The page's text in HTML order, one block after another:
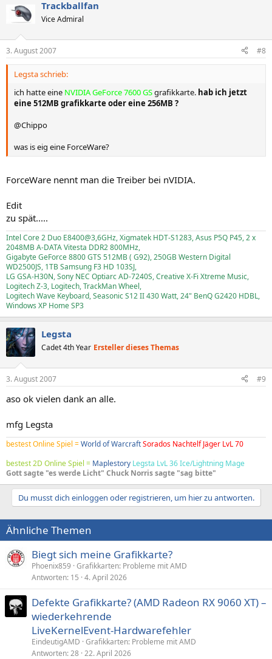
Trackballfan
Vice Admiral
3. August 2007 #8
Legsta schrieb:
ich hatte eine NVIDIA GeForce 7600 GSgrafikkarte. hab ich jetzt
eine 512MB grafikkarte oder eine 256MB ?
@Chippo
was is eig eine ForceWare?
ForceWare nennt man die Treiber bei nVIDIA.
Edit
zu spät.....
Intel Core 2 Duo E8400@3,6GHz, Xigmatek HDT-S1283, Asus P5Q P45, 2 x
2048MB A-DATA Vitesta DDR2 800MHz,
Gigabyte GeForce 8800 GTS 512MB ( G92), 250GB Western Digital
WD2500JS, 1TB Samsung F3 HD 103SJ,
LG GSA-H30N, Sony NEC Optiarc AD-7240S, Creative X-Fi Xtreme Music,
Logitech Z-3, Logitech, TrackMan Wheel,
Logitech Wave Keyboard, Seasonic S12 II 430 Watt, 24" BenQ G2420 HDBL,
Windows XP Home SP3
Legsta
Cadet 4th Year Ersteller dieses Themas
3. August 2007 #9
aso ok vielen dank an alle.
mfg Legsta
bestest Online Spiel =World of WarcraftSorados Nachtelf Jäger LvL 70
bestest 2D Online Spiel = Maplestory Legsta LvL 36 Ice/Lightning Mage
Gott sagte "es werde Licht" Chuck Norris sagte "sag bitte"
Du musst dich einloggen oder registrieren, um hier zu antworten.
Ähnliche Themen
Biegt sich meine Grafikkarte?
Phoenix859 Grafikkarten: Probleme mit AMD
Antworten 15 4. April 2026
Defekte Grafikkarte? (AMD Radeon RX 9060 XT) –
wiederkehrende
LiveKernelEvent‑Hardwarefehler
EindeutigAMD Grafikkarten: Probleme mit AMD
Antworten 28 22. April 2026